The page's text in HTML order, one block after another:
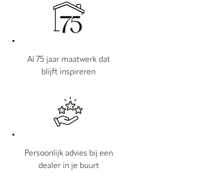
Al 75 jaar maatwerk dat
blijft inspireren
Persoonlijk advies bij een
dealer in je buurt